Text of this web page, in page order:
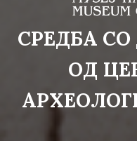
СРЕДБА
ОД